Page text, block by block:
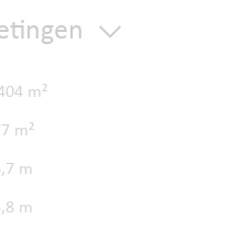
m²
m²
m
m